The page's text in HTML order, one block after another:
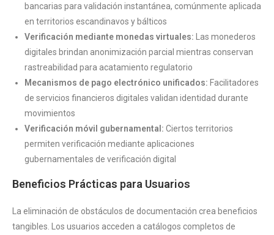
bancarias para validación instantánea, comúnmente aplicada
en territorios escandinavos y bálticos
Verificación mediante monedas virtuales: Las monederos
digitales brindan anonimización parcial mientras conservan
rastreabilidad para acatamiento regulatorio
Mecanismos de pago electrónico unificados: Facilitadores
de servicios financieros digitales validan identidad durante
movimientos
Verificación móvil gubernamental: Ciertos territorios
permiten verificación mediante aplicaciones
gubernamentales de verificación digital
Beneficios Prácticas para Usuarios
La eliminación de obstáculos de documentación crea beneficios
tangibles. Los usuarios acceden a catálogos completos de